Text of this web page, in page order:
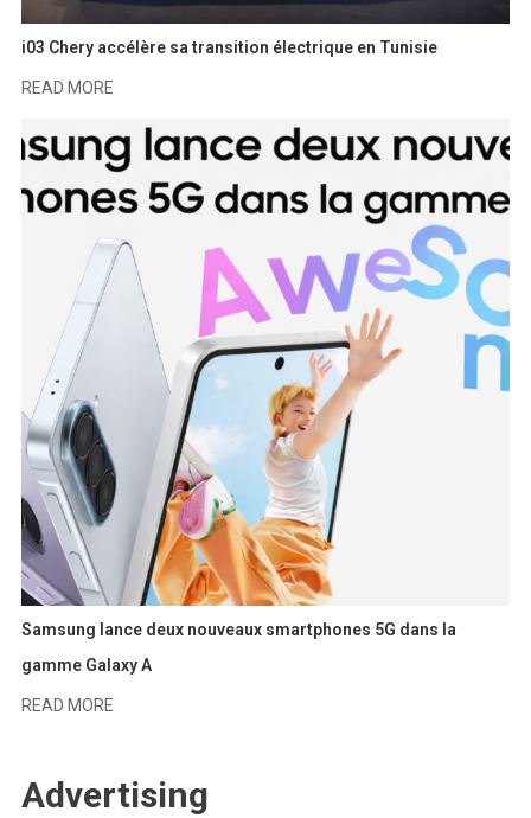
i03 Chery accélère sa transition électrique en Tunisie
READ MORE
Samsung lance deux nouveaux smartphones 5G dans la
gamme Galaxy A
READ MORE
Advertising